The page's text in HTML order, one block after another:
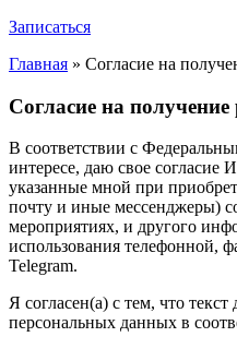
Записаться
Главная » Согласие на
Согласие на
В соответствии с
интересе, даю свое
указанные мной при
почту и иные мессенджеры)
мероприятиях, и другого
использования телефонной,
Telegram.
Я согласен(а) с тем, что
персональных данных в